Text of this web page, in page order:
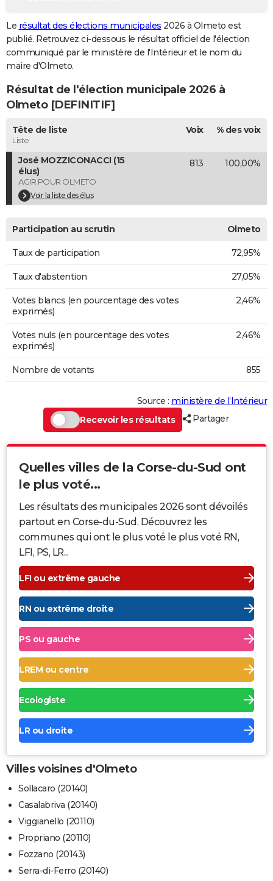
GUIDES D'ACHAT
BONS PLANS
CARTE DE VOEUX
Carte de Noël
Carte Bonne année
Carte Saint-Valentin
Carte Pâques
Carte d'anniversaire
DICTIONNAIRE
Dictionnaire
Biographies
Citations
Expressions
Proverbes
PROGRAMME TV
COPAINS D'AVANT
S'inscrire
Se connecter
Lycées
Collèges
Primaires
Universités
Entreprises
Service militaire
Avis de recherche
AVIS DE DÉCÈS
Bricolage
Lifestyle
Culture
Sport
Auto
Television
Voyage
Cinema
Le résultat des élections municipales 2026 à Olmeto est
publié. Retrouvez ci-dessous le résultat officiel de l'élection
communiqué par le ministère de l'Intérieur et le nom du
maire d'Olmeto.
Résultat de l'élection municipale 2026 à
Olmeto [DEFINITIF]
Tête de liste
Liste
Voix % des voix
José MOZZICONACCI (15
élus)
AGIR POUR OLMETO
Voir la liste des élus
813 100,00%
Participation au scrutin Olmeto
Taux de participation 72,95%
Taux d'abstention 27,05%
Votes blancs (en pourcentage des votes
exprimés)
2,46%
Votes nuls (en pourcentage des votes
exprimés)
2,46%
Nombre de votants 855
Source : ministère de l’Intérieur
Recevoir les résultats
Partager
Quelles villes de la Corse-du-Sud ont
le plus voté...
Les résultats des municipales 2026 sont dévoilés
partout en Corse-du-Sud. Découvrez les
communes qui ont le plus voté le plus voté RN,
LFI, PS, LR...
LFI ou extrême gauche
RN ou extrême droite
PS ou gauche
LREM ou centre
Ecologiste
LR ou droite
Villes voisines d'Olmeto
Sollacaro (20140)
Casalabriva (20140)
Viggianello (20110)
Propriano (20110)
Fozzano (20143)
Serra-di-Ferro (20140)